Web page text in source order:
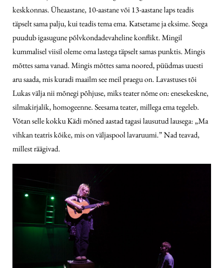
keskkonnas. Üheaastane, 10-aastane või 13-aastane laps teadis
täpselt sama palju, kui teadis tema ema. Katsetame ja eksime. Seega
puudub igasugune põlvkondadevaheline konflikt. Mingil
kummalisel viisil oleme oma lastega täpselt samas punktis. Mingis
mõttes sama vanad. Mingis mõttes sama noored, püüdmas uuesti
aru saada, mis kuradi maailm see meil praegu on. Lavastuses tõi
Lukas välja nii mõnegi põhjuse, miks teater nõme on: enesekeskne,
silmakirjalik, homogeenne. Seesama teater, millega ema tegeleb.
Võtan selle kokku Kädi mõned aastad tagasi lausutud lausega: „Ma
vihkan teatris kõike, mis on väljaspool lavaruumi.” Nad teavad,
millest räägivad.